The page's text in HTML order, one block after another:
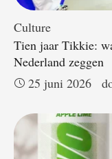
Culture
Tien jaar Tikkie:
Nederland zeggen
25 juni 2026